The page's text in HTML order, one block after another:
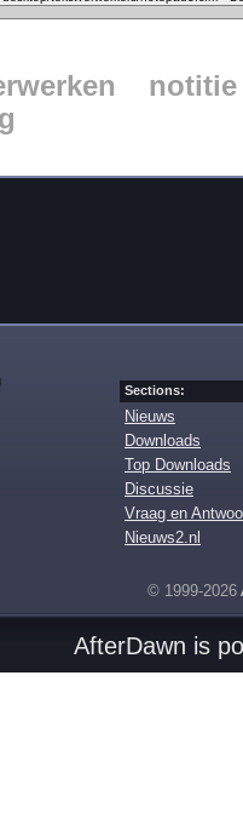
notitie
Sections:
Nieuws
Downloads
Top Downloads
Discussie
Vraag en
Nieuws2.nl
© 1999-2026
AfterDawn is